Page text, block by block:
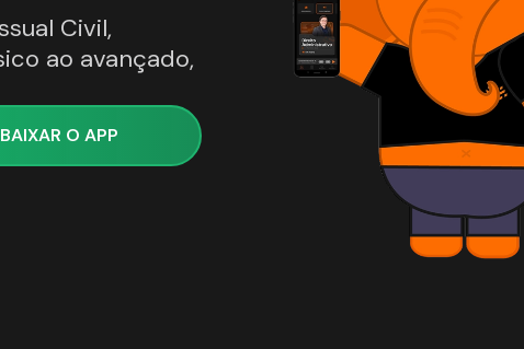
Civil,
ao avançado,
BAIXAR O APP